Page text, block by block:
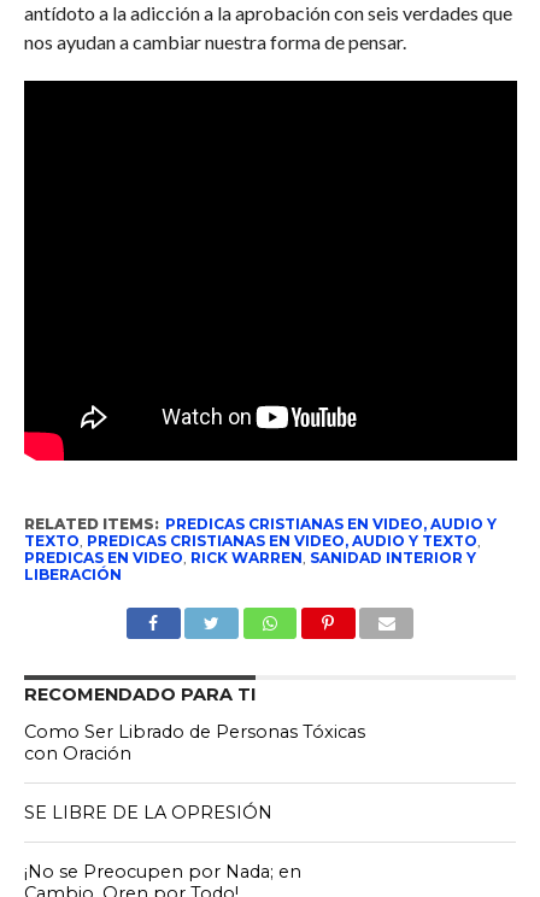
antídoto a la adicción a la aprobación con seis verdades que
nos ayudan a cambiar nuestra forma de pensar.
RELATED ITEMS: PREDICAS CRISTIANAS EN VIDEO, AUDIO Y
TEXTO, PREDICAS CRISTIANAS EN VIDEO, AUDIO Y TEXTO,
PREDICAS EN VIDEO, RICK WARREN, SANIDAD INTERIOR Y
LIBERACIÓN
RECOMENDADO PARA TI
Como Ser Librado de Personas Tóxicas
con Oración
SE LIBRE DE LA OPRESIÓN
¡No se Preocupen por Nada; en